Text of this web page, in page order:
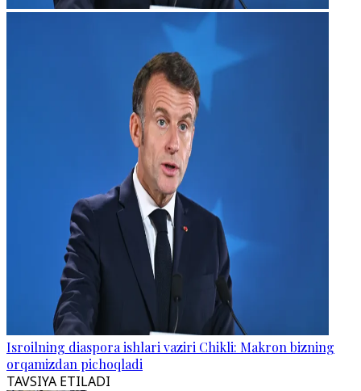
Isroilning diaspora ishlari vaziri Chikli: Makron bizning
orqamizdan pichoqladi
TAVSIYA ETILADI